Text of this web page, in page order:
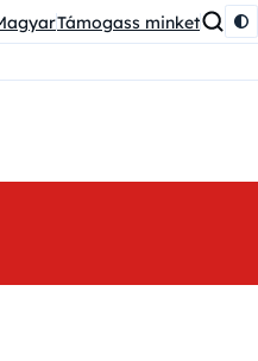
Támogass minket